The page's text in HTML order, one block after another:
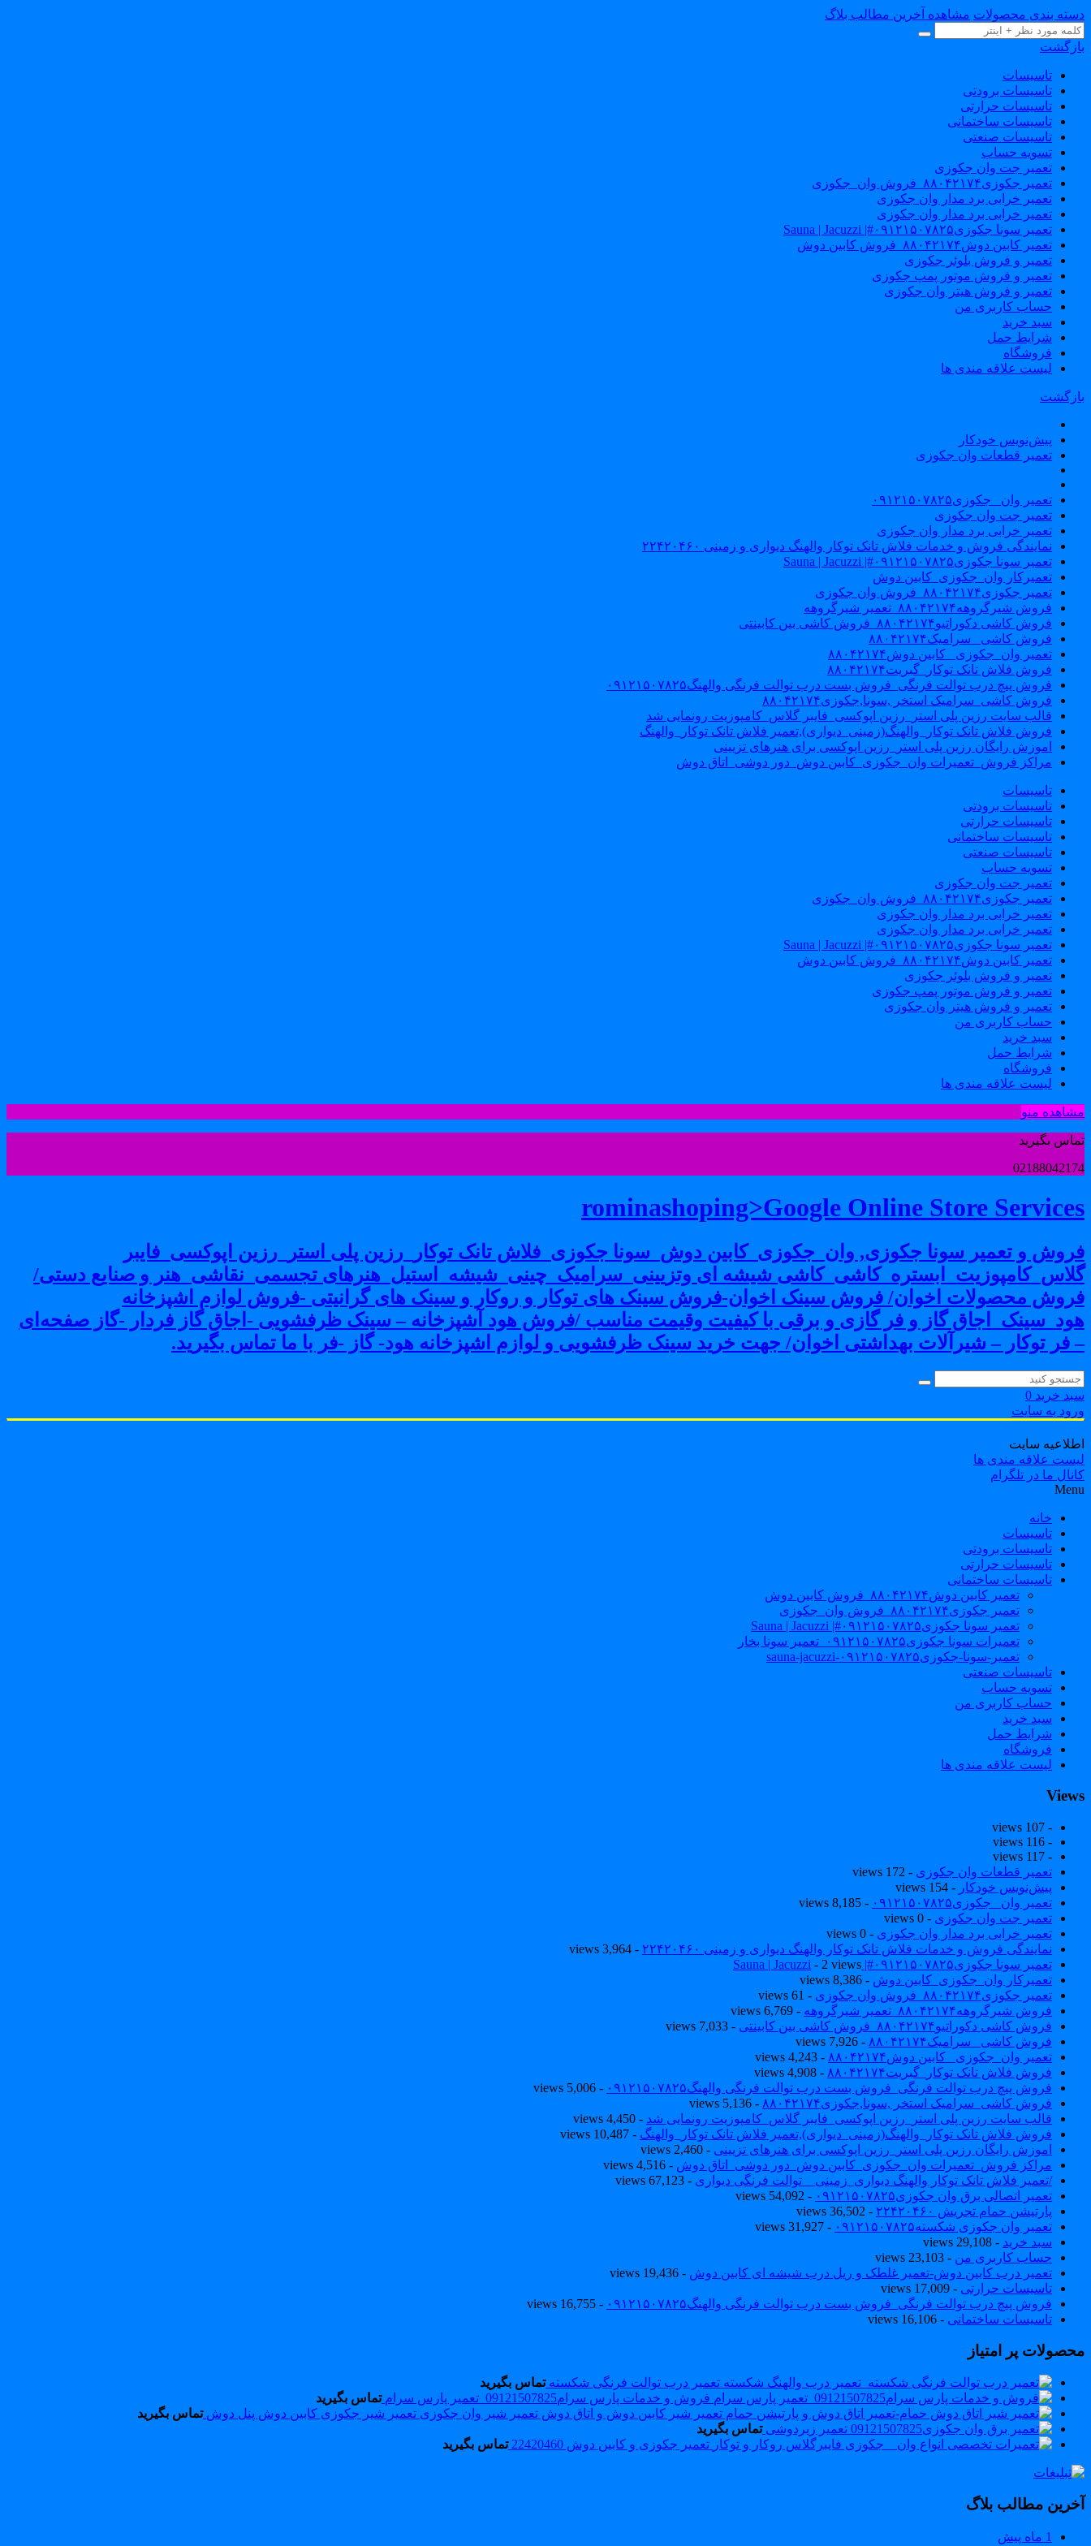
دسته بندی محصولات مشاهده آخرین مطالب بلاگ
بازگشت
تاسیسات
تاسیسات برودتی
تاسیسات حرارتی
تاسیسات ساختمانی
تاسیسات صنعتی
تسویه حساب
تعمیر جت وان جکوزی
تعمیر جکوزی۸۸۰۴۲۱۷۴_فروش وان_جکوزی
تعمیر خرابی برد مدار وان جکوزی
تعمیر خرابی برد مدار وان جکوزی
تعمیر سونا جکوزی۰۹۱۲۱۵۰۷۸۲۵#| Sauna | Jacuzzi
تعمیر کابین دوش۸۸۰۴۲۱۷۴_فروش کابین دوش
تعمیر و فروش بلوئر جکوزی
تعمیر و فروش موتور پمپ جکوزی
تعمیر و فروش هیتر وان جکوزی
حساب کاربری من
سبد خرید
شرایط حمل
فروشگاه
لیست علاقه مندی ها
بازگشت
پیش‌نویس خودکار
تعمیر قطعات وان جکوزی
تعمیر وان _جکوزی۰۹۱۲۱۵۰۷۸۲۵
تعمیر جت وان جکوزی
تعمیر خرابی برد مدار وان جکوزی
نمایندگی فروش و خدمات فلاش تانک توکار والهنگ دیواری و زمینی ۲۲۴۲۰۴۶۰
تعمیر سونا جکوزی۰۹۱۲۱۵۰۷۸۲۵#| Sauna | Jacuzzi
تعمیرکار وان_جکوزی_کابین دوش
تعمیر جکوزی۸۸۰۴۲۱۷۴_فروش وان جکوزی
فروش شیرگروهه۸۸۰۴۲۱۷۴_تعمیر شیرگروهه
فروش کاشی دکوراتیو۸۸۰۴۲۱۷۴_فروش کاشی بین کابینتی
فروش کاشی _سرامیک۸۸۰۴۲۱۷۴
تعمیر وان_جکوزی_ کابین دوش۸۸۰۴۲۱۷۴
فروش فلاش تانک توکار_گبریت۸۸۰۴۲۱۷۴
فروش پیچ درب توالت فرنگی_فروش بست درب توالت فرنگی والهنگ۰۹۱۲۱۵۰۷۸۲۵
فروش کاشی_سرامیک استخر ,سونا,جکوزی۸۸۰۴۲۱۷۴
قالب سایت رزین پلی استر_رزین اپوکسی_فایبر گلاس_کامپوزیت رونمایی شد
فروش فلاش تانک توکار_والهنگ(زمینی_دیواری),تعمیر فلاش تانک توکار_والهنگ
اموزش رایگان رزین پلی استر_رزین اپوکسی برای هنرهای تزیینی
مراکز فروش_تعمیرات وان_جکوزی_کابین دوش_دور دوشی_اتاق دوش
تاسیسات
تاسیسات برودتی
تاسیسات حرارتی
تاسیسات ساختمانی
تاسیسات صنعتی
تسویه حساب
تعمیر جت وان جکوزی
تعمیر جکوزی۸۸۰۴۲۱۷۴_فروش وان_جکوزی
تعمیر خرابی برد مدار وان جکوزی
تعمیر خرابی برد مدار وان جکوزی
تعمیر سونا جکوزی۰۹۱۲۱۵۰۷۸۲۵#| Sauna | Jacuzzi
تعمیر کابین دوش۸۸۰۴۲۱۷۴_فروش کابین دوش
تعمیر و فروش بلوئر جکوزی
تعمیر و فروش موتور پمپ جکوزی
تعمیر و فروش هیتر وان جکوزی
حساب کاربری من
سبد خرید
شرایط حمل
فروشگاه
لیست علاقه مندی ها
مشاهده منو
تماس بگیرید
02188042174
rominashoping>Google Online Store Services
فروش و تعمیر سونا جکوزی, وان_جکوزی_کابین دوش_سونا جکوزی_فلاش تانک توکار_رزین پلی استر_رزین اپوکسی_فایبر
گلاس_کامپوزیت_ابستره_کاشی_کاشی شیشه ای وتزیینی_سرامیک_چینی_شیشه_استیل_هنرهای تجسمی_نقاشی_هنر و صنایع دستی/
فروش محصولات اخوان/ فروش سینک اخوان-فروش سینک های توکار و روکار و سینک های گرانیتی -فروش لوازم اشپزخانه
هود_سینک_اجاق گاز و فر گازی و برقی با کیفیت وقیمت مناسب /فروش هود آشپزخانه – سینک ظرفشویی -اجاق گاز فردار -گاز صفحه‌ای
– فر توکار – شیرآلات بهداشتی اخوان/ جهت خرید سینک ظرفشویی و لوازم اشپزخانه هود- گاز -فر با ما تماس بگیرید.
سبد خرید 0
ورود به سایت
اطلاعیه سایت
لیست علاقه مندی ها
کانال ما در تلگرام
Menu
خانه
تاسیسات
تاسیسات برودتی
تاسیسات حرارتی
تاسیسات ساختمانی
تعمیر کابین دوش۸۸۰۴۲۱۷۴_فروش کابین دوش
تعمیر جکوزی۸۸۰۴۲۱۷۴_فروش وان_جکوزی
تعمیر سونا جکوزی۰۹۱۲۱۵۰۷۸۲۵#| Sauna | Jacuzzi
تعمیرات سونا جکوزی۰۹۱۲۱۵۰۷۸۲۵_تعمیر سونا بخار
تعمیر-سونا-جکوزی۰۹۱۲۱۵۰۷۸۲۵-sauna-jacuzzi
تاسیسات صنعتی
تسویه حساب
حساب کاربری من
سبد خرید
شرایط حمل
فروشگاه
لیست علاقه مندی ها
Views
- 107 views
- 116 views
- 117 views
تعمیر قطعات وان جکوزی - 172 views
پیش‌نویس خودکار - 154 views
تعمیر وان _جکوزی۰۹۱۲۱۵۰۷۸۲۵
- 8,185 views
تعمیر جت وان جکوزی - 0 views
تعمیر خرابی برد مدار وان جکوزی - 0 views
نمایندگی فروش و خدمات فلاش تانک توکار والهنگ دیواری و زمینی ۲۲۴۲۰۴۶۰
- 3,964 views
تعمیر سونا جکوزی۰۹۱۲۱۵۰۷۸۲۵#| Sauna | Jacuzzi
- 2 views
تعمیرکار وان_جکوزی_کابین دوش - 8,386 views
تعمیر جکوزی۸۸۰۴۲۱۷۴_فروش وان جکوزی
- 61 views
فروش شیرگروهه۸۸۰۴۲۱۷۴_تعمیر شیرگروهه
- 6,769 views
فروش کاشی دکوراتیو۸۸۰۴۲۱۷۴_فروش کاشی بین کابینتی
- 7,033 views
فروش کاشی _سرامیک۸۸۰۴۲۱۷۴
- 7,926 views
تعمیر وان_جکوزی_ کابین دوش۸۸۰۴۲۱۷۴
- 4,243 views
فروش فلاش تانک توکار_گبریت۸۸۰۴۲۱۷۴
- 4,908 views
فروش پیچ درب توالت فرنگی_فروش بست درب توالت فرنگی والهنگ۰۹۱۲۱۵۰۷۸۲۵
- 5,006 views
فروش کاشی_سرامیک استخر ,سونا,جکوزی۸۸۰۴۲۱۷۴
- 5,136 views
قالب سایت رزین پلی استر_رزین اپوکسی_فایبر گلاس_کامپوزیت رونمایی شد - 4,450 views
فروش فلاش تانک توکار_والهنگ(زمینی_دیواری),تعمیر فلاش تانک توکار_والهنگ - 10,487 views
اموزش رایگان رزین پلی استر_رزین اپوکسی برای هنرهای تزیینی - 2,460 views
مراکز فروش_تعمیرات وان_جکوزی_کابین دوش_دور دوشی_اتاق دوش - 4,516 views
/تعمیر فلاش تانک توکار والهنگ دیواری_زمینی _ توالت فرنگی دیواری - 67,123 views
تعمیر اتصالی برق وان جکوزی۰۹۱۲۱۵۰۷۸۲۵
- 54,092 views
پارتیشن حمام تجریش ۲۲۴۲۰۴۶۰
- 36,502 views
تعمیر وان جکوزی شکسته۰۹۱۲۱۵۰۷۸۲۵
- 31,927 views
سبد خرید - 29,108 views
حساب کاربری من - 23,103 views
تعمیر درب کابین دوش-تعمیر غلطک و ریل درب شیشه ای کابین دوش - 19,436 views
تاسیسات حرارتی - 17,009 views
فروش پیچ درب توالت فرنگی_فروش بست درب توالت فرنگی والهنگ۰۹۱۲۱۵۰۷۸۲۵
- 16,755 views
تاسیسات ساختمانی - 16,106 views
محصولات پر امتیاز
تعمیر درب توالت فرنگی شکسته تماس بگیرید
فروش و خدمات پارس سرام09121507825_تعمیر پارس سرام
تماس بگیرید
تعمیر شیر جکوزی کابین دوش پنل دوش تماس بگیرید
تعمیر زیردوشی تماس بگیرید
تعمیر جکوزی و کابین دوش 22420460
تماس بگیرید
آخرین مطالب بلاگ
1 ماه پیش